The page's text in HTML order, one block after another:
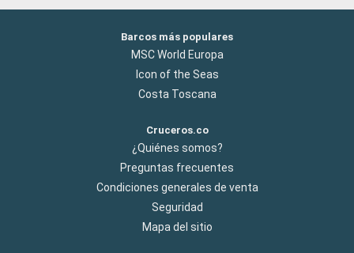
Barcos más populares
MSC World Europa
Icon of the Seas
Costa Toscana
Cruceros.co
¿Quiénes somos?
Preguntas frecuentes
Condiciones generales de venta
Seguridad
Mapa del sitio